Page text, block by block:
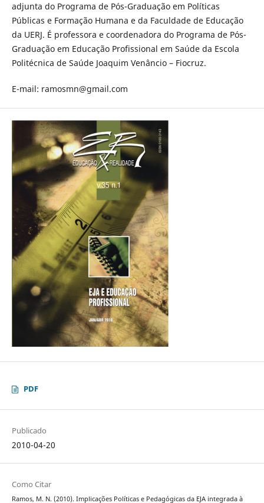
adjunta do Programa de Pós-Graduação em Políticas
Públicas e Formação Humana e da Faculdade de Educação
da UERJ. É professora e coordenadora do Programa de Pós-
Graduação em Educação Profissional em Saúde da Escola
Politécnica de Saúde Joaquim Venâncio – Fiocruz.
E-mail: ramosmn@gmail.com
PDF
Publicado
2010-04-20
Como Citar
Ramos, M. N. (2010). Implicações Políticas e Pedagógicas da EJA integrada à